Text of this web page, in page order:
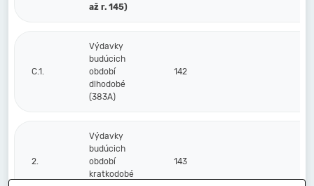
až r. 145)
C.1.
Výdavky
budúcich
období
dlhodobé
(383A)
142
2.
Výdavky
budúcich
období
kratkodobé
143